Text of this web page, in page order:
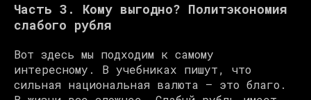
Часть 3. Кому выгодно? Политэкономия
слабого рубля
Вот здесь мы подходим к самому
интересному. В учебниках пишут, что
сильная национальная валюта — это благо.